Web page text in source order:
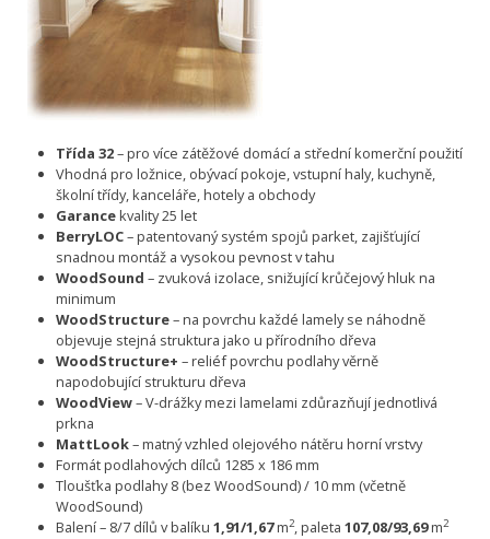
Třída 32– pro více zátěžové domácí a střední komerční použití
Vhodná pro ložnice, obývací pokoje, vstupní haly, kuchyně,
školní třídy, kanceláře, hotely a obchody
Garancekvality 25 let
BerryLOC– patentovaný systém spojů parket, zajišťující
snadnou montáž a vysokou pevnost v tahu
WoodSound – zvuková izolace, snižující krůčejový hluk na
minimum
WoodStructure– na povrchu každé lamely se náhodně
objevuje stejná struktura jako u přírodního dřeva
WoodStructure+ – reliéf povrchu podlahy věrně
napodobující strukturu dřeva
WoodView– V-drážky mezi lamelami zdůrazňují jednotlivá
prkna
MattLook– matný vzhled olejového nátěru horní vrstvy
Formát podlahových dílců 1285 x 186 mm
Tloušťka podlahy 8 (bez WoodSound) / 10 mm (včetně
WoodSound)
Balení – 8/7 dílů v balíku 1,91/1,67m2, paleta 107,08/93,69m2